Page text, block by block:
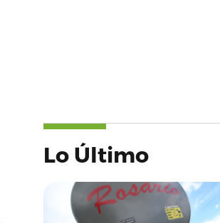
Lo Último